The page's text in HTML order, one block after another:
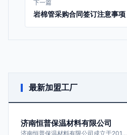
下一篇
岩棉管采购合同签订注意事项
最新加盟工厂
济南恒普保温材料有限公司
济南恒普保温材料有限公司成立于201…